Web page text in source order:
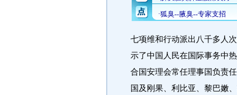
七项维和行动派出八千多人
示了中国人民在国际事务中
合国安理会常任理事国负责
国及刚果、利比亚、黎巴嫩